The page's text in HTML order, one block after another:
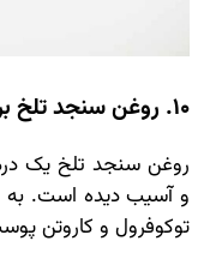
10. روغن سنجد تلخ برای پوست
روغن سنجد تلخ یک
و آسیب دیده است. به
توکوفرول و کاروتن